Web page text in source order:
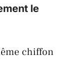
le
chiffon